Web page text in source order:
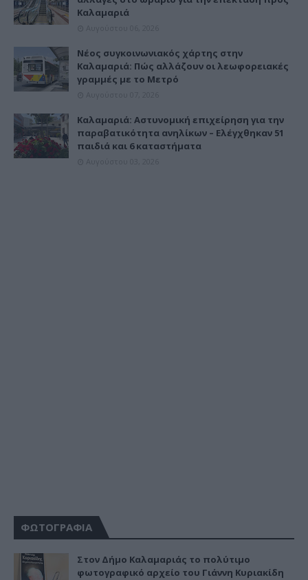
Καλαμαριά
Νέος συγκοινωνιακός χάρτης στην
Καλαμαριά: Πώς αλλάζουν οι λεωφορειακές
γραμμές με το Μετρό
Καλαμαριά: Αστυνομική επιχείρηση για την
παραβατικότητα ανηλίκων – Ελέγχθηκαν 51
παιδιά και 6 καταστήματα
ΦΩΤΟΓΡΑΦΙΑ
Στον Δήμο Καλαμαριάς το πολύτιμο
φωτογραφικό αρχείο του Γιάννη Κυριακίδη